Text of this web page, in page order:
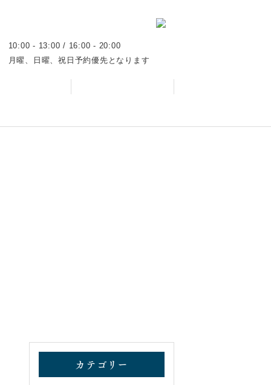
10:00 - 13:00 / 16:00 - 20:00
月曜、日曜、祝日予約優先となります
カテゴリー